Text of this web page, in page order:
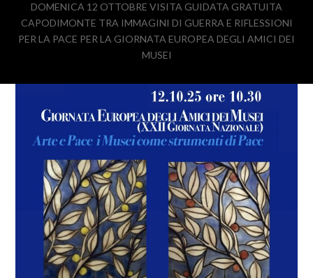
DOMENICA 12 OTTOBRE VISITA GUIDATA GRATUITA
CAPODIMONTE TRA IMMAGINI DI GUERRA E RIFLESSIONI
PER LA PACE PER LA GIORNATA EUROPEA DEGLI AMICI DEI
MUSEI